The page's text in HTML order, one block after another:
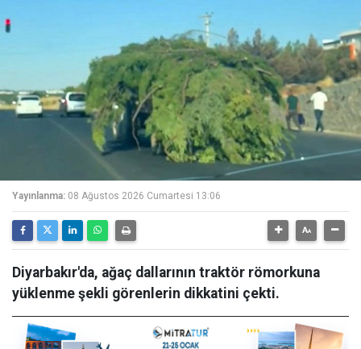
Yayınlanma: 08 Ağustos 2026 Cumartesi 13:06
Diyarbakır'da, ağaç dallarının traktör römorkuna
yüklenme şekli görenlerin dikkatini çekti.